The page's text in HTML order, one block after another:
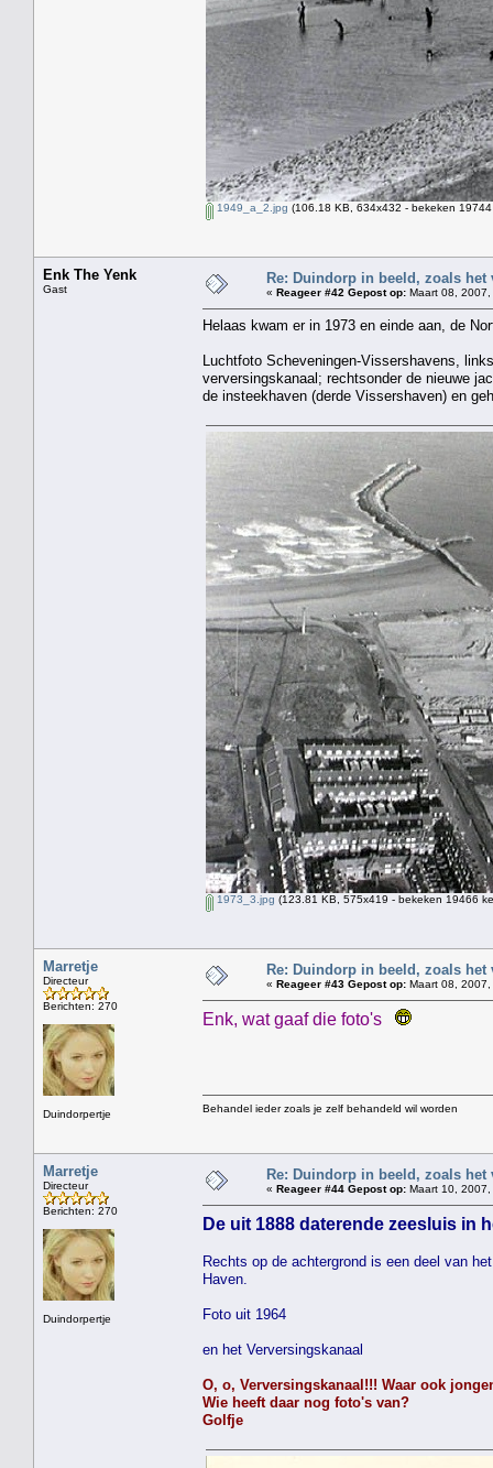
1949_a_2.jpg (106.18 KB, 634x432 - bekeken 19744
Enk The Yenk
Gast
Re: Duindorp in beeld, zoals het
« Reageer #42 Gepost op: Maart 08,
Helaas kwam er in 1973 en einde aan, de
Luchtfoto Scheveningen-Vissershavens,
verversingskanaal; rechtsonder de nieuwe
de insteekhaven (derde Vissershaven) en
1973_3.jpg (123.81 KB, 575x419 - bekeken 19466
Marretje
Directeur
Berichten: 270
Duindorpertje
Re: Duindorp in beeld, zoals het
« Reageer #43 Gepost op: Maart 08,
Enk, wat gaaf die foto's
Behandel ieder zoals je zelf behandeld wil worden
Marretje
Directeur
Berichten: 270
Duindorpertje
Re: Duindorp in beeld, zoals het
« Reageer #44 Gepost op: Maart 10,
De uit 1888 daterende zeesluis in
Rechts op de achtergrond is een deel van
Haven.
Foto uit 1964
en het Verversingskanaal
O, o, Verversingskanaal!!! Waar ook
Wie heeft daar nog foto's van?
Golfje